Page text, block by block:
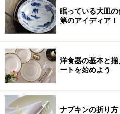
ているものです。私たちは、
命から栄養をとり、力にして
す」という言葉は、そのよう
いけないのです。また、その
経て私たちの口に入ります。
通にたずさわる人、料理をつ
ど、多くの人びとにも感謝しま
眠っている大皿
第のアイディア！
洋食器の基本と
ートを始めよう
ナプキンの折り